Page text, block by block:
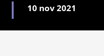
10 nov 2021